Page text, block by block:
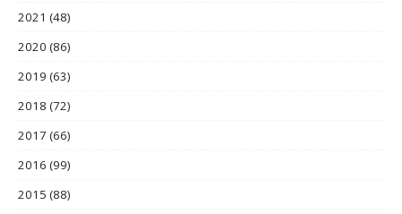
2021 (48)
2020 (86)
2019 (63)
2018 (72)
2017 (66)
2016 (99)
2015 (88)